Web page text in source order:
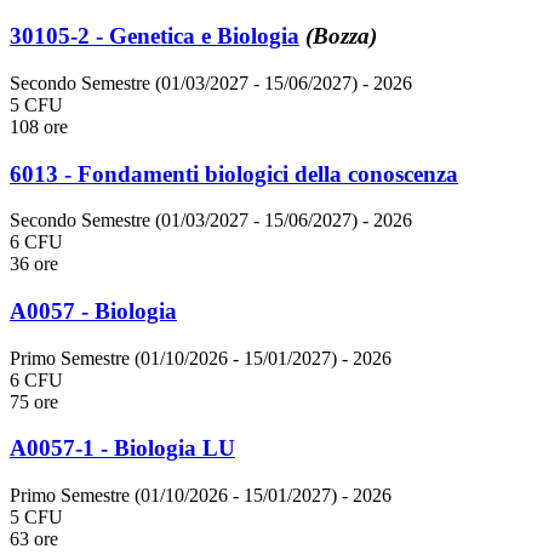
30105-2 - Genetica e Biologia (Bozza)
Secondo Semestre (01/03/2027 - 15/06/2027) - 2026
5 CFU
108 ore
6013 - Fondamenti biologici della conoscenza
Secondo Semestre (01/03/2027 - 15/06/2027) - 2026
6 CFU
36 ore
A0057 - Biologia
Primo Semestre (01/10/2026 - 15/01/2027) - 2026
6 CFU
75 ore
A0057-1 - Biologia LU
Primo Semestre (01/10/2026 - 15/01/2027) - 2026
5 CFU
63 ore